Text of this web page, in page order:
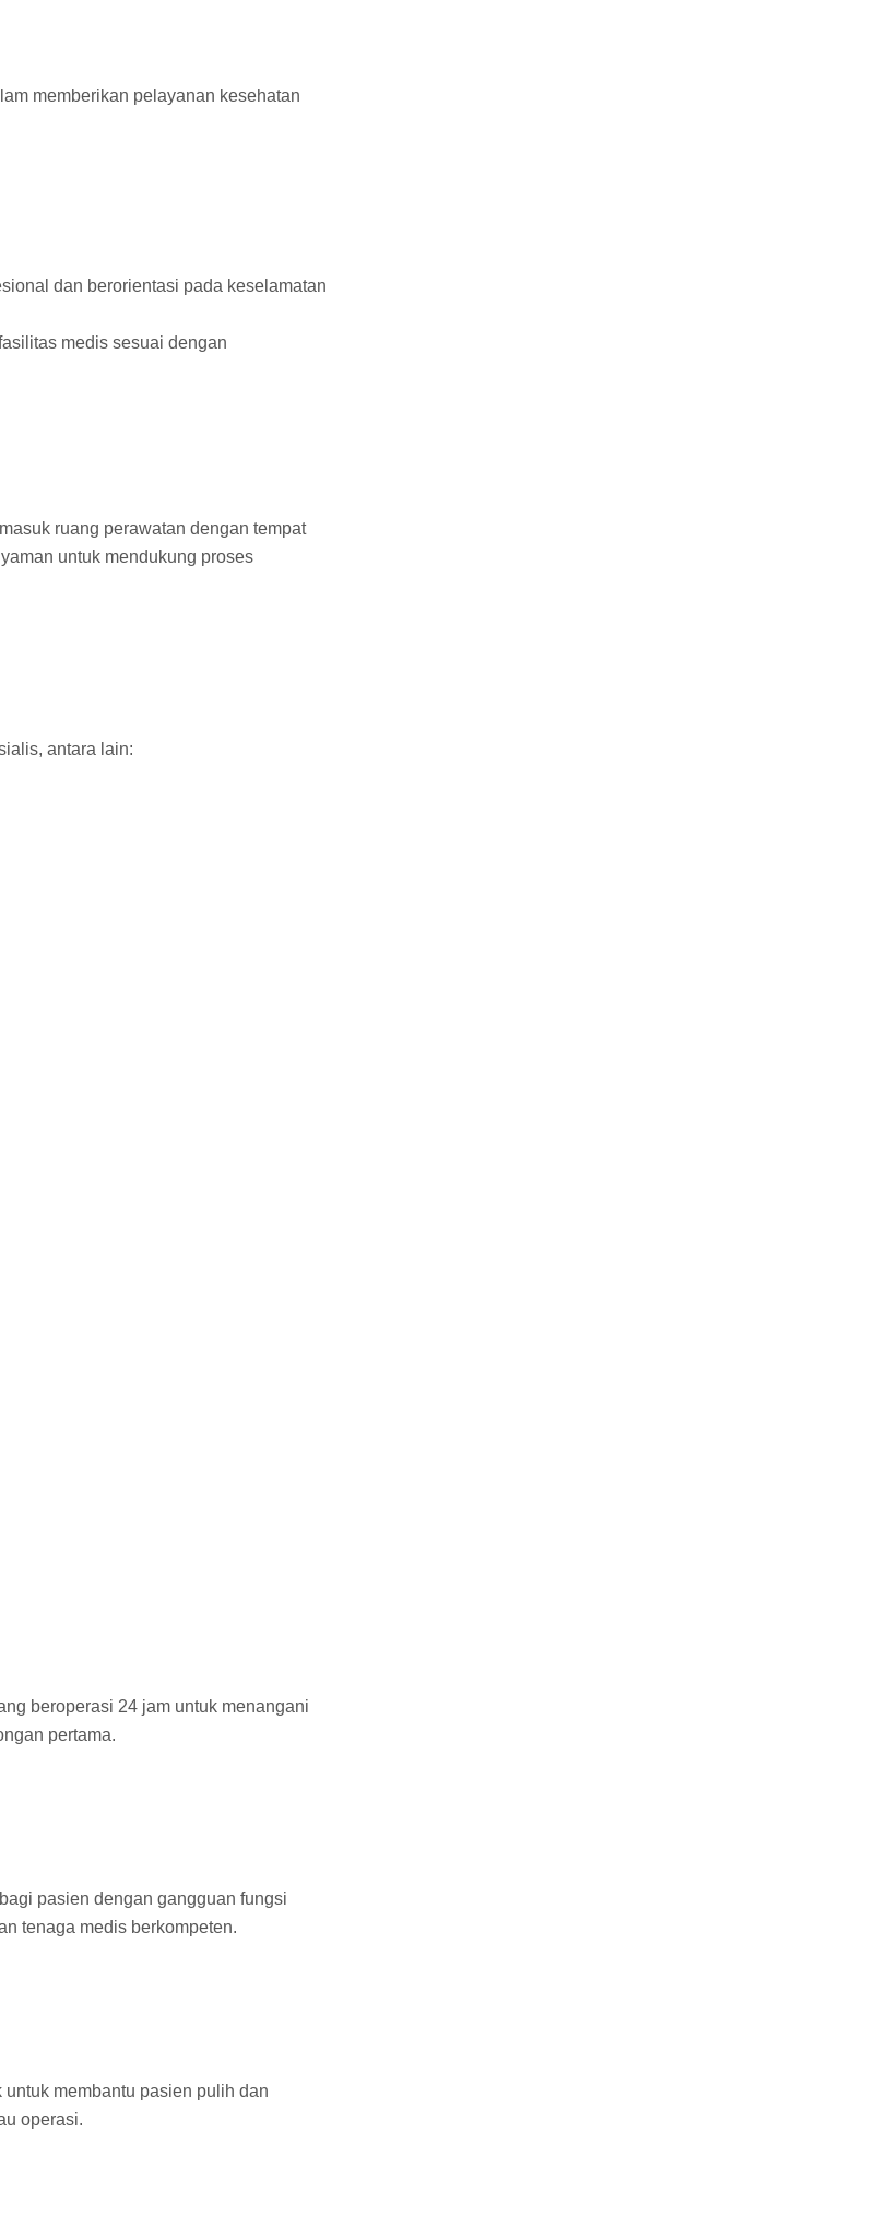
memberikan pelayanan kesehatan
dan berorientasi pada keselamatan
medis sesuai dengan
ruang perawatan dengan tempat
untuk mendukung proses
antara lain:
beroperasi 24 jam untuk menangani
pertama.
pasien dengan gangguan fungsi
tenaga medis berkompeten.
membantu pasien pulih dan
operasi.